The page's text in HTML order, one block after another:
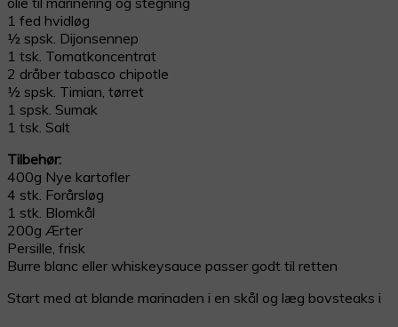
1 fed hvidløg
½ spsk. Dijonsennep
1 tsk. Tomatkoncentrat
2 dråber tabasco chipotle
½ spsk. Timian, tørret
1 spsk. Sumak
1 tsk. Salt
Tilbehør:
400g Nye kartofler
4 stk. Forårsløg
1 stk. Blomkål
200g Ærter
Persille, frisk
Burre blanc eller whiskeysauce passer godt til retten
Start med at blande marinaden i en skål og læg bovsteaks i